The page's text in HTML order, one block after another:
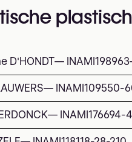
D'HONDT— INAMI
— INAMI 109550-
— INAMI 176694-